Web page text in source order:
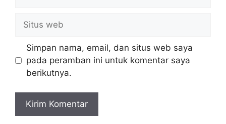
Situs
web
Simpan nama, email, dan situs web saya
pada peramban ini untuk komentar saya
berikutnya.